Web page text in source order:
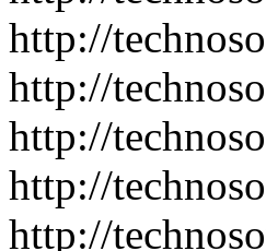
http://
http://
http://
http://
http://